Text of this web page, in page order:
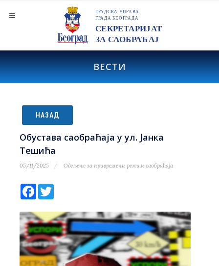
ВЕСТИ
НАЗАД
Обустава саобраћаја у ул. Јанка
Тешића
05/11/2025 Одељење за привремени режим саобраћаја
Facebook